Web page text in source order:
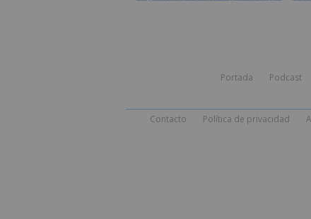
Portada Podcast
Contacto Política de privacidad